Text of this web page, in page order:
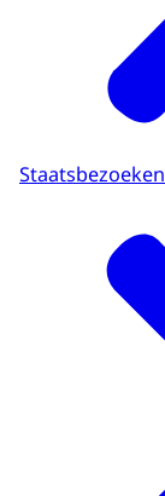
Staatsbezoeken